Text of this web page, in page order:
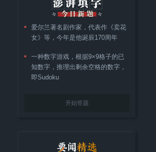
爱尔兰著名剧作家，代表作《卖花
女》等，今年是他诞辰170周年
一种数字游戏，根据9×9格子的已
知数字，推理出剩余空格的数字，
即Sudoku
开始答题